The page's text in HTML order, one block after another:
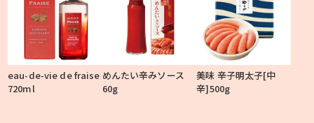
eau-de-vie de fraise
720ml
めんたい辛みソース
60g
美味 辛子明太子[中
辛]500g